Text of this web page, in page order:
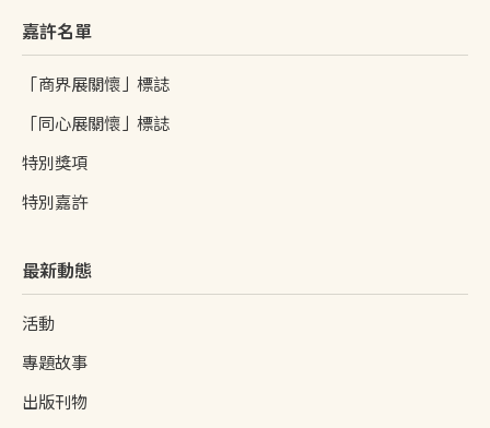
嘉許名單
「商界展關懷」標誌
「同心展關懷」標誌
特別獎項
特別嘉許
最新動態
活動
專題故事
出版刊物